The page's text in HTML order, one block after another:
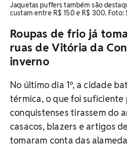
Jaquetas puffers também são
custam entre R$ 150 e R$ 300.
Roupas de frio já
ruas de Vitória da
inverno
No último dia 1º, a cidade
térmica, o que foi suficiente
conquistenses tirassem do
casacos, blazers e artigos
tomaram conta das